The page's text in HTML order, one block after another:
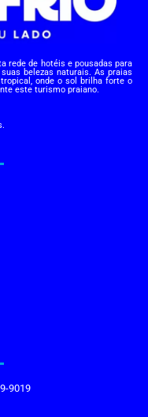
rede de hotéis e pousadas para
belezas naturais. As praias
onde o sol brilha forte o
este turismo praiano.
9019